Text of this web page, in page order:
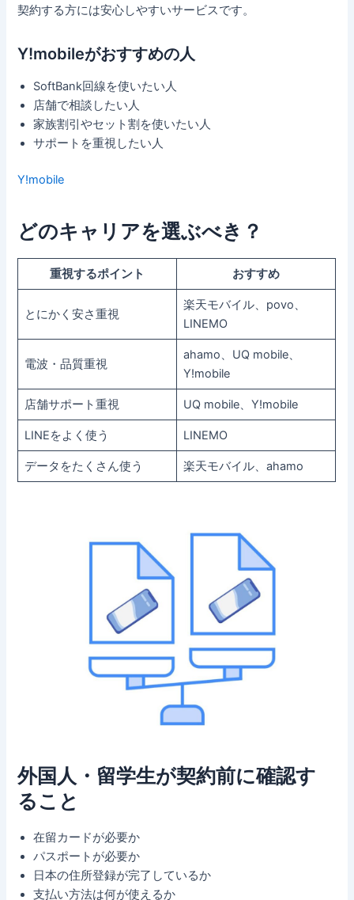
契約する方には安心しやすいサービスです。
Y!mobileがおすすめの人
SoftBank回線を使いたい人
店舗で相談したい人
家族割引やセット割を使いたい人
サポートを重視したい人
Y!mobile
どのキャリアを選ぶべき？
重視するポイント おすすめ
とにかく安さ重視
楽天モバイル、povo、
LINEMO
電波・品質重視
ahamo、UQ mobile、
Y!mobile
店舗サポート重視 UQ mobile、Y!mobile
LINEをよく使う LINEMO
データをたくさん使う 楽天モバイル、ahamo
外国人・留学生が契約前に確認す
ること
在留カードが必要か
パスポートが必要か
日本の住所登録が完了しているか
支払い方法は何が使えるか